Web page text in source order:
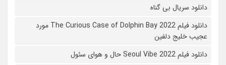
دانلود سریال بی گناه
دانلود فیلم The Curious Case of Dolphin Bay 2022 مورد
عجیب خلیج دلفین
دانلود فیلم Seoul Vibe 2022 حال و هوای سئول